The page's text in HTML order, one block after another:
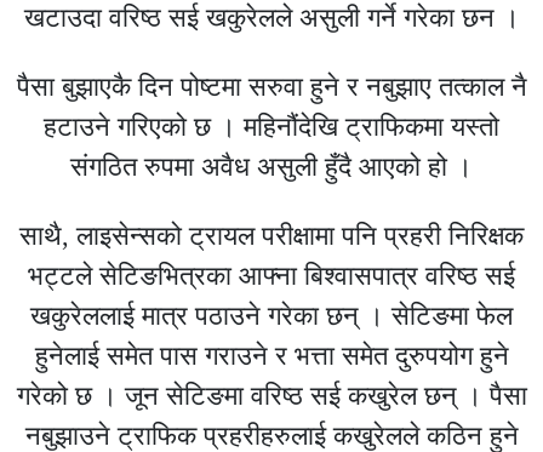
खटाउदा वरिष्ठ सई खकुरेलले असुली गर्ने गरेका छन ।
पैसा बुझाएकै दिन पोष्टमा सरुवा हुने र नबुझाए तत्काल नै
हटाउने गरिएको छ । महिनौंदेखि ट्राफिकमा यस्तो
संगठित रुपमा अवैध असुली हुँदै आएको हो ।
साथै, लाइसेन्सको ट्रायल परीक्षामा पनि प्रहरी निरिक्षक
भट्टले सेटिङभित्रका आफ्ना बिश्वासपात्र वरिष्ठ सई
खकुरेललाई मात्र पठाउने गरेका छन् । सेटिङमा फेल
हुनेलाई समेत पास गराउने र भत्ता समेत दुरुपयोग हुने
गरेको छ । जून सेटिङमा वरिष्ठ सई कखुरेल छन् । पैसा
नबुझाउने ट्राफिक प्रहरीहरुलाई कखुरेलले कठिन हुने